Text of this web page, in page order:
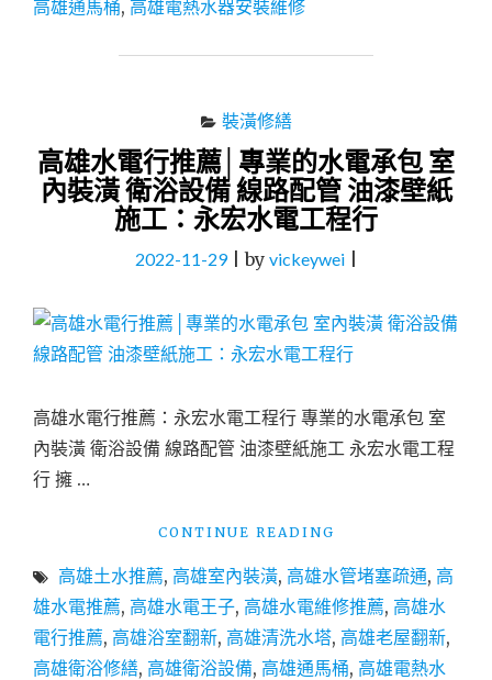
路
超
多
好
評
質
好
高雄通馬桶, 高雄電熱水器安裝維修
裝潢修繕
高雄水電行推薦│專業的水電承包 室
內裝潢 衛浴設備 線路配管 油漆壁紙
施工：永宏水電工程行
2022-11-29|by vickeywei|
高雄水電行推薦：永宏水電工程行 專業的水電承包 室
內裝潢 衛浴設備 線路配管 油漆壁紙施工 永宏水電工程
行 擁 …
CONTINUE READING
水
電
推
薦
高雄土水推薦, 高雄室內裝潢, 高雄水管堵塞疏通, 高
雄水電推薦, 高雄水電王子, 高雄水電維修推薦, 高雄水
電行推薦, 高雄浴室翻新, 高雄清洗水塔, 高雄老屋翻新,
高雄衛浴修繕, 高雄衛浴設備, 高雄通馬桶, 高雄電熱水